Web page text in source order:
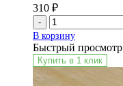
310 ₽
-
В корзину
Быстрый просмотр
Купить в 1 клик